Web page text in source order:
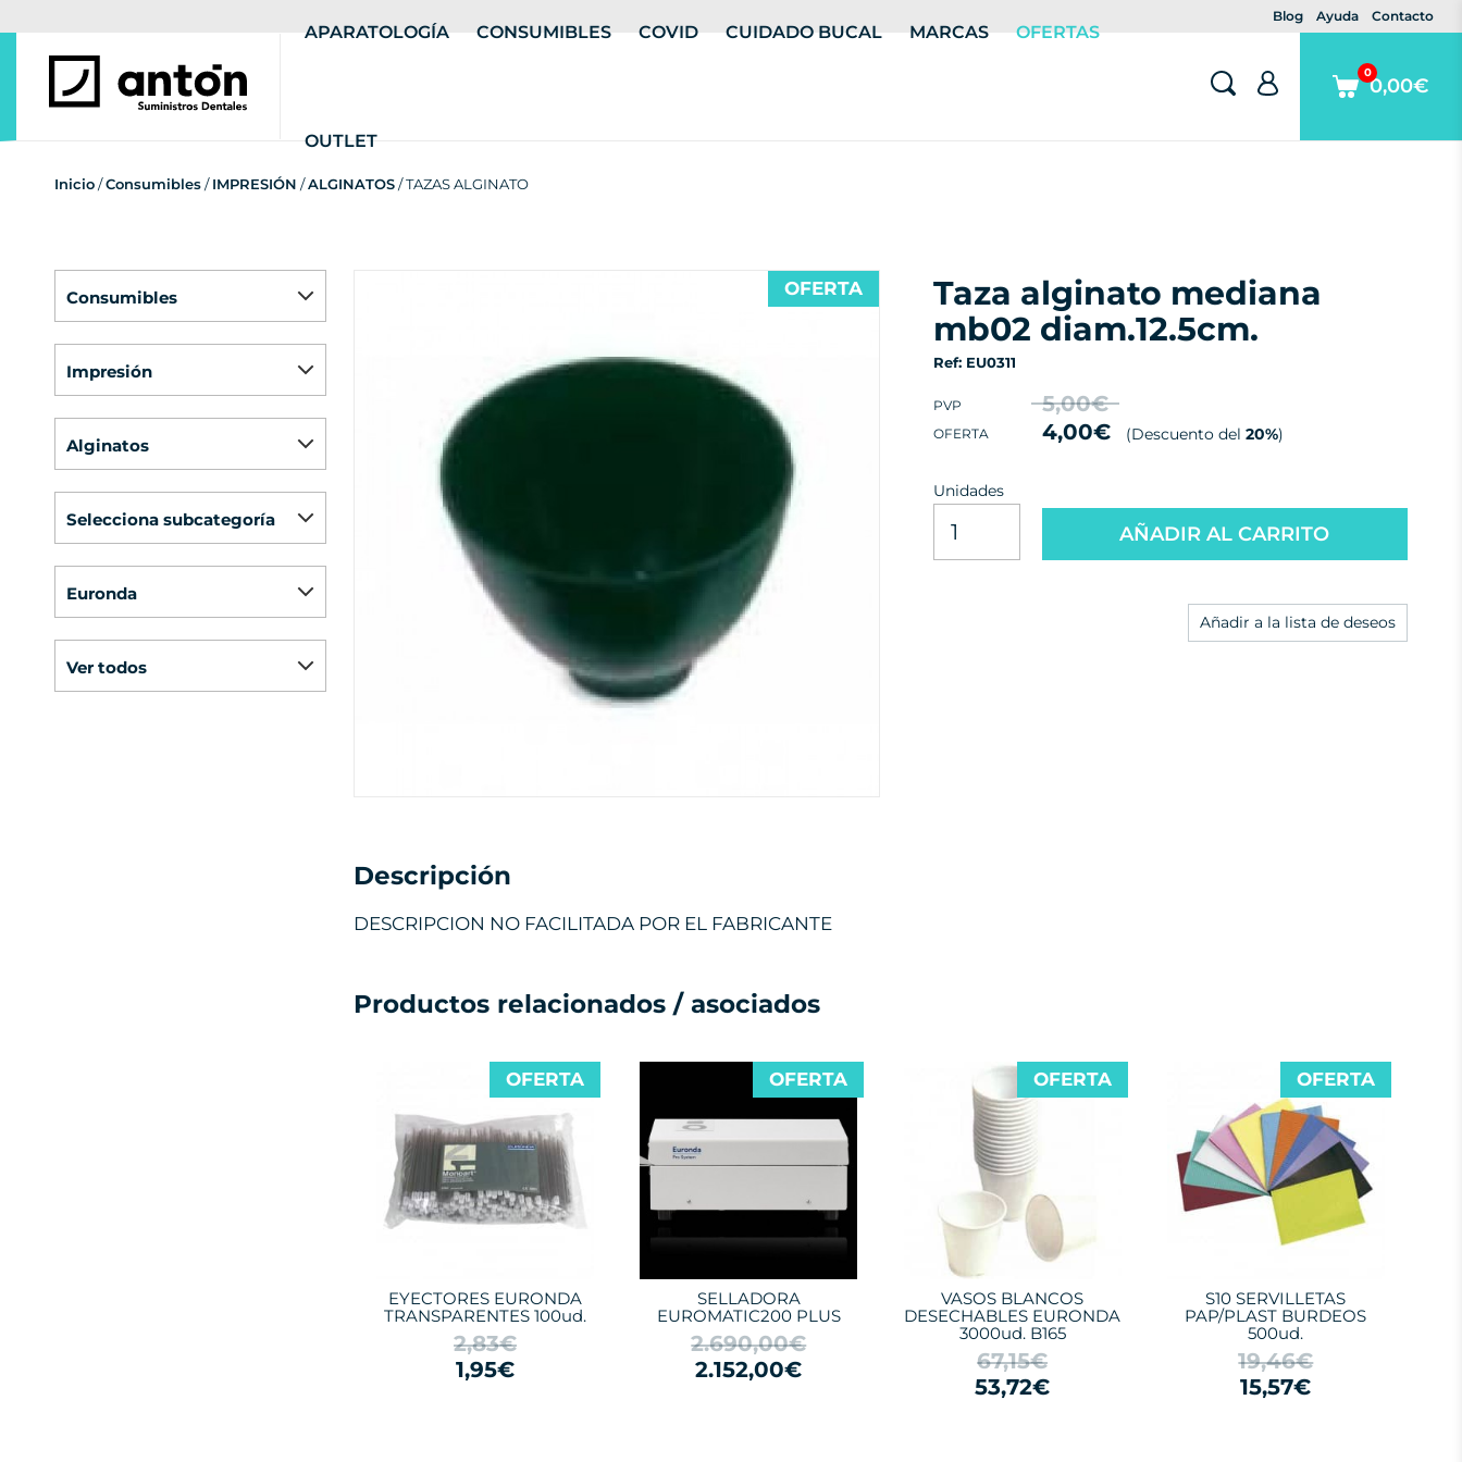
Blog Ayuda Contacto
APARATOLOGÍA CONSUMIBLES COVID CUIDADO BUCAL MARCAS OFERTAS
OUTLET
0,00€
0
Inicio/Consumibles/IMPRESIÓN /ALGINATOS/ TAZAS ALGINATO
consumibles
impresión
alginatos
selecciona subcategoría
euronda
ver todos
OFERTA
taza alginato mediana
mb02 diam.12.5cm.
Ref: EU0311
PVP 5,00€
OFERTA 4,00€ (Descuento del 20%)
Unidades
AÑADIR AL CARRITO
Añadir a la lista de deseos
Descripción
DESCRIPCION NO FACILITADA POR EL FABRICANTE
Productos relacionados / asociados
EYECTORES EURONDA
TRANSPARENTES 100ud.
2,83€
1,95€
OFERTA
SELLADORA
EUROMATIC200 PLUS
2.690,00€
2.152,00€
OFERTA
VASOS BLANCOS
DESECHABLES EURONDA
3000ud. B165
67,15€
53,72€
OFERTA
S10 SERVILLETAS
PAP/PLAST BURDEOS
500ud.
19,46€
15,57€
OFERTA